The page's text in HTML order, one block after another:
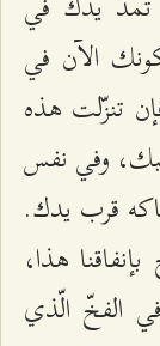
الآن في
تنزّلت هذه
وفي نفس
قرب يدك.
هذا،
الفخّ الّذي